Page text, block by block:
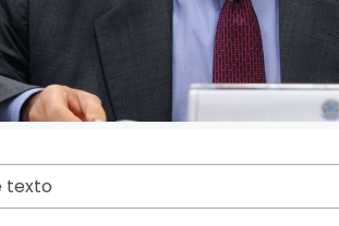
texto